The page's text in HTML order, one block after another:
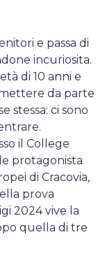
e passa di
incuriosita.
di 10 anni e
da parte
stessa: ci sono
il College
protagonista
di Cracovia,
prova
2024 vive la
quella di tre